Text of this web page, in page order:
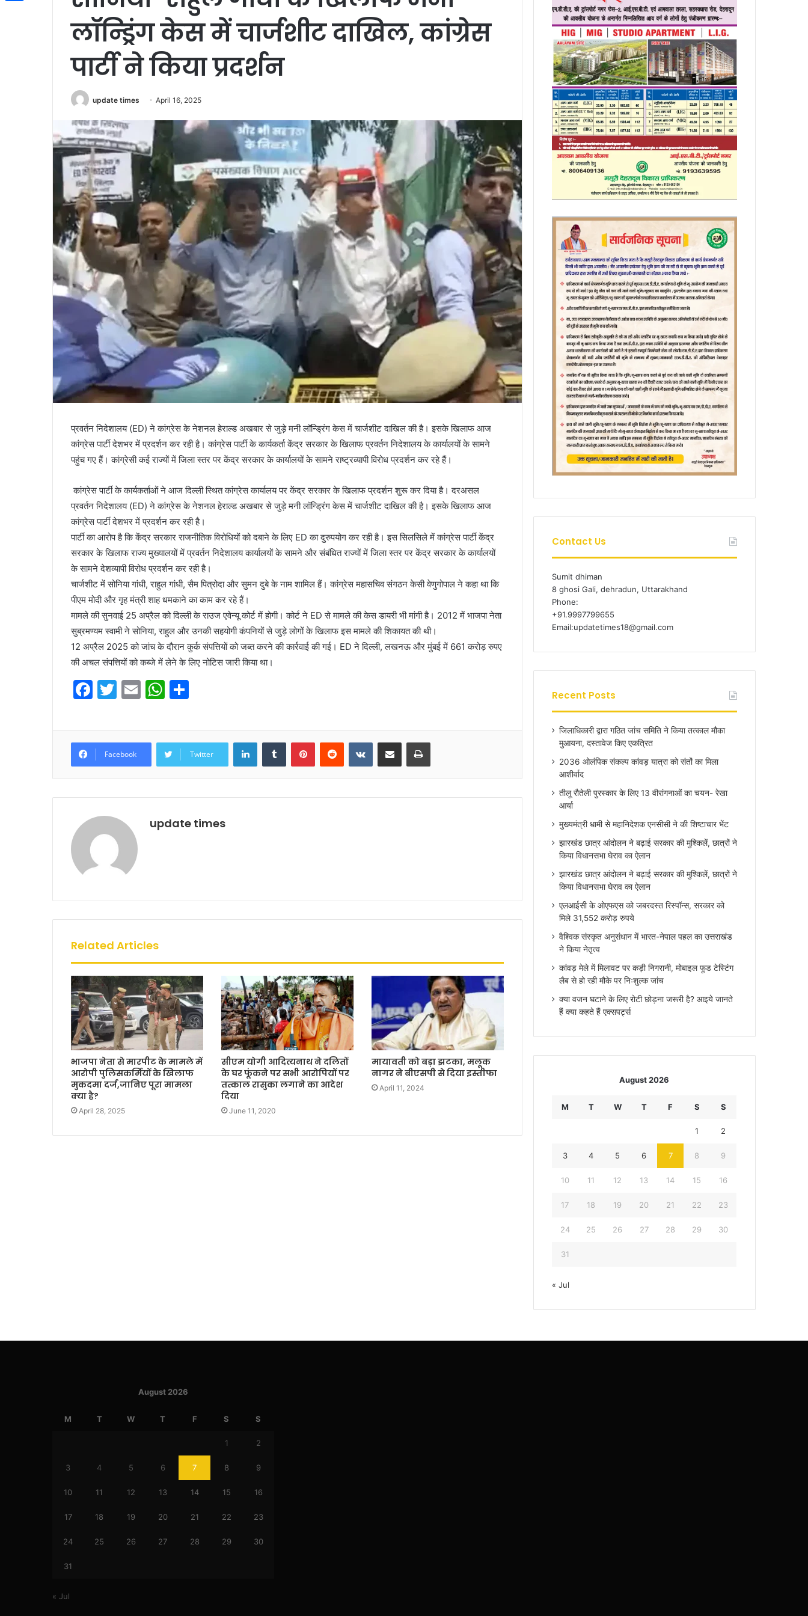
लॉन्ड्रिंग केस में चार्जशीट दाखिल, कांग्रेस
पार्टी ने किया प्रदर्शन
update times April 16, 2025
प्रवर्तन निदेशालय (ED) ने कांग्रेस के नेशनल हेराल्ड अखबार से जुड़े मनी लॉन्ड्रिंग केस में चार्जशीट दाखिल की है। इसके खिलाफ आज
कांग्रेस पार्टी देशभर में प्रदर्शन कर रही है। कांग्रेस पार्टी के कार्यकर्ता केंद्र सरकार के खिलाफ प्रवर्तन निदेशालय के कार्यालयों के सामने
पहुंच गए हैं। कांग्रेसी कई राज्यों में जिला स्तर पर केंद्र सरकार के कार्यालयों के सामने राष्ट्रव्यापी विरोध प्रदर्शन कर रहे हैं।
कांग्रेस पार्टी के कार्यकर्ताओं ने आज दिल्ली स्थित कांग्रेस कार्यालय पर केंद्र सरकार के खिलाफ प्रदर्शन शुरू कर दिया है। दरअसल
प्रवर्तन निदेशालय (ED) ने कांग्रेस के नेशनल हेराल्ड अखबार से जुड़े मनी लॉन्ड्रिंग केस में चार्जशीट दाखिल की है। इसके खिलाफ आज
कांग्रेस पार्टी देशभर में प्रदर्शन कर रही है।
पार्टी का आरोप है कि केंद्र सरकार राजनीतिक विरोधियों को दबाने के लिए ED का दुरुपयोग कर रही है। इस सिलसिले में कांग्रेस पार्टी केंद्र
सरकार के खिलाफ राज्य मुख्यालयों में प्रवर्तन निदेशालय कार्यालयों के सामने और संबंधित राज्यों में जिला स्तर पर केंद्र सरकार के कार्यालयों
के सामने देशव्यापी विरोध प्रदर्शन कर रही है।
चार्जशीट में सोनिया गांधी, राहुल गांधी, सैम पित्रोदा और सुमन दुबे के नाम शामिल हैं। कांग्रेस महासचिव संगठन केसी वेणुगोपाल ने कहा था कि
पीएम मोदी और गृह मंत्री शाह धमकाने का काम कर रहे हैं।
मामले की सुनवाई 25 अप्रैल को दिल्ली के राउज एवेन्यू कोर्ट में होगी। कोर्ट ने ED से मामले की केस डायरी भी मांगी है। 2012 में भाजपा नेता
सुब्रमण्यम स्वामी ने सोनिया, राहुल और उनकी सहयोगी कंपनियों से जुड़े लोगों के खिलाफ इस मामले की शिकायत की थी।
12 अप्रैल 2025 को जांच के दौरान कुर्क संपत्तियों को जब्त करने की कार्रवाई की गई। ED ने दिल्ली, लखनऊ और मुंबई में 661 करोड़ रुपए
की अचल संपत्तियों को कब्जे में लेने के लिए नोटिस जारी किया था।
F
c
e
b
o
o
k
T
itt
er
E
ai
l
W
at
s
A
p
p
ar
e
Facebook Twitter
update times
Related Articles
भाजपा नेता से मारपीट के मामले में
आरोपी पुलिसकर्मियों के खिलाफ
मुकदमा दर्ज,जानिए पूरा मामला
क्या है?
April 28, 2025
सीएम योगी आदित्यनाथ ने दलितों
के घर फूंकने पर सभी आरोपियों पर
तत्काल रासुका लगाने का आदेश
दिया
June 11, 2020
मायावती को बड़ा झटका, मलूक
नागर ने बीएसपी से दिया इस्तीफा
April 11, 2024
Contact Us
Sumit dhiman
8 ghosi Gali, dehradun, Uttarakhand
Phone:
+91.9997799655
Email:updatetimes18@gmail.com
Recent Posts
जिलाधिकारी द्वारा गठित जांच समिति ने किया तत्काल मौका
मुआयना, दस्तावेज किए एकत्रित
2036 ओलंपिक संकल्प कांवड़ यात्रा को संतों का मिला
आशीर्वाद
तीलू रौतेली पुरस्कार के लिए 13 वीरांगनाओं का चयन- रेखा
आर्या
मुख्यमंत्री धामी से महानिदेशक एनसीसी ने की शिष्टाचार भेंट
झारखंड छात्र आंदोलन ने बढ़ाई सरकार की मुश्किलें, छात्रों ने
किया विधानसभा घेराव का ऐलान
झारखंड छात्र आंदोलन ने बढ़ाई सरकार की मुश्किलें, छात्रों ने
किया विधानसभा घेराव का ऐलान
एलआईसी के ओएफएस को जबरदस्त रिस्पॉन्स, सरकार को
मिले 31,552 करोड़ रुपये
वैश्विक संस्कृत अनुसंधान में भारत-नेपाल पहल का उत्तराखंड
ने किया नेतृत्व
कांवड़ मेले में मिलावट पर कड़ी निगरानी, मोबाइल फूड टेस्टिंग
लैब से हो रही मौके पर निःशुल्क जांच
क्या वजन घटाने के लिए रोटी छोड़ना जरूरी है? आइये जानते
हैं क्या कहते हैं एक्सपर्ट्स
August 2026
M T W T F S S
1 2
3 4 5 6 7 8 9
10 11 12 13 14 15 16
17 18 19 20 21 22 23
24 25 26 27 28 29 30
31
« Jul
August 2026
M T W T F S S
1 2
3 4 5 6 7 8 9
10 11 12 13 14 15 16
17 18 19 20 21 22 23
24 25 26 27 28 29 30
31
« Jul